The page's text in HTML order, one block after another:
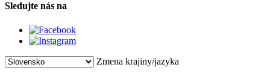
Sledujte nás na
Zmena krajiny/jazyka